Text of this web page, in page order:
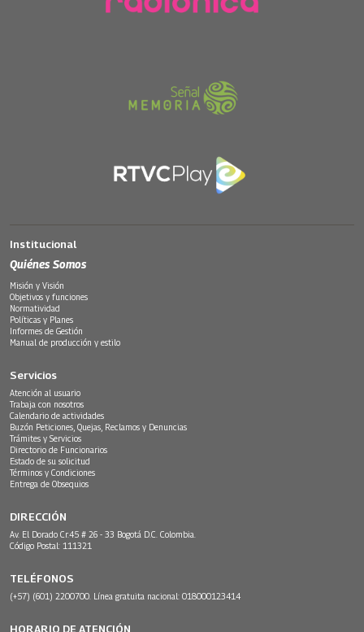
Institucional
Quiénes Somos
Misión y Visión
Objetivos y funciones
Normatividad
Políticas y Planes
Informes de Gestión
Manual de producción y estilo
Servicios
Atención al usuario
Trabaja con nosotros
Calendario de actividades
Buzón Peticiones, Quejas, Reclamos y Denuncias
Trámites y Servicios
Directorio de Funcionarios
Estado de su solicitud
Términos y Condiciones
Entrega de Obsequios
DIRECCIÓN
Av. El Dorado Cr.45 # 26 - 33 Bogotá D.C. Colombia.
Código Postal: 111321
TELÉFONOS
(+57) (601) 2200700. Línea gratuita nacional: 018000123414
HORARIO DE ATENCIÓN